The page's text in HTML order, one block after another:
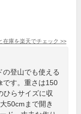
在庫を楽天でチェック >>
登山でも使える
です。重さは150
ひらサイズに収
50cmまで開き